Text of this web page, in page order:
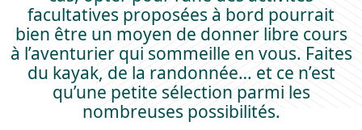
facultatives proposées à bord pourrait
bien être un moyen de donner libre cours
à l’aventurier qui sommeille en vous. Faites
du kayak, de la randonnée… et ce n’est
qu’une petite sélection parmi les
nombreuses possibilités.